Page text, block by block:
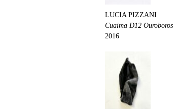
LUCIA PIZZANI
Cuaima D12 Ouroboros
2016